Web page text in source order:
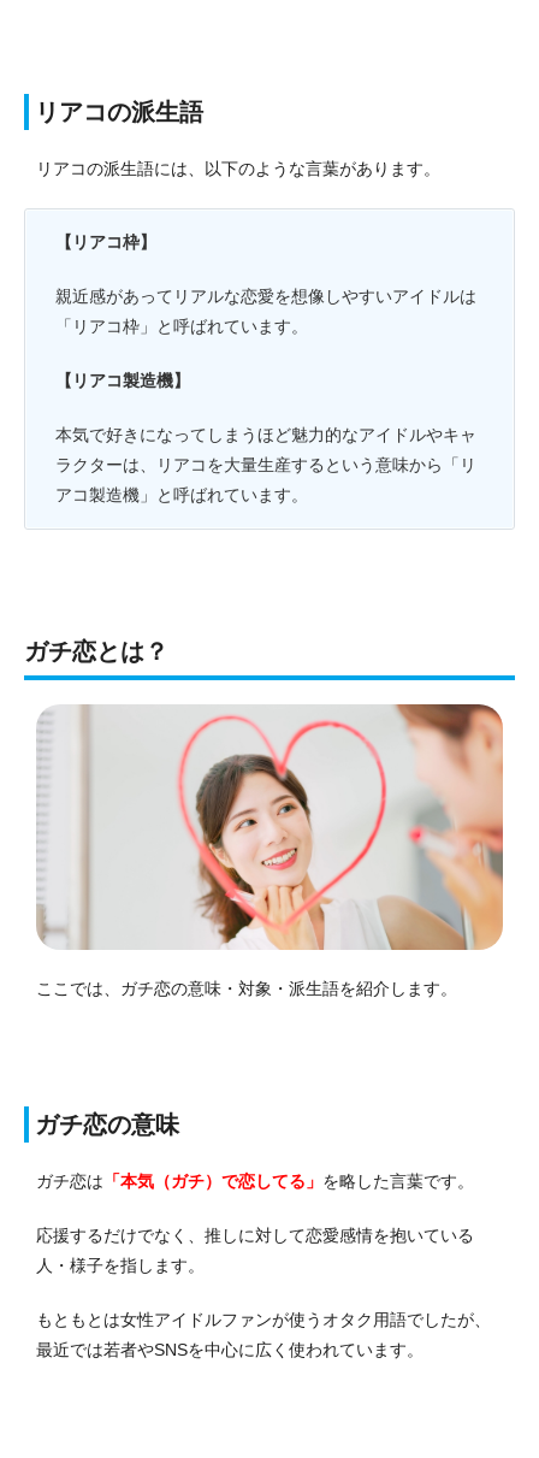
リアコの派生語
リアコの派生語には、以下のような言葉があります。
【リアコ枠】
親近感があってリアルな恋愛を想像しやすいアイドルは
「リアコ枠」と呼ばれています。
【リアコ製造機】
本気で好きになってしまうほど魅力的なアイドルやキャ
ラクターは、リアコを大量生産するという意味から「リ
アコ製造機」と呼ばれています。
ガチ恋とは？
ここでは、ガチ恋の意味・対象・派生語を紹介します。
ガチ恋の意味
ガチ恋は 「本気（ガチ）で恋してる」 を略した言葉です。
応援するだけでなく、推しに対して恋愛感情を抱いている
人・様子を指します。
もともとは女性アイドルファンが使うオタク用語でしたが、
最近では若者やSNSを中心に広く使われています。